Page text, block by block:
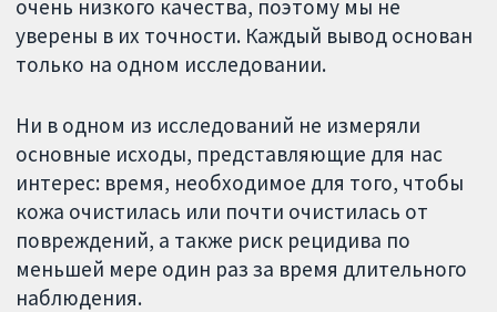
очень низкого качества, поэтому мы не
уверены в их точности. Каждый вывод основан
только на одном исследовании.
Ни в одном из исследований не измеряли
основные исходы, представляющие для нас
интерес: время, необходимое для того, чтобы
кожа очистилась или почти очистилась от
повреждений, а также риск рецидива по
меньшей мере один раз за время длительного
наблюдения.